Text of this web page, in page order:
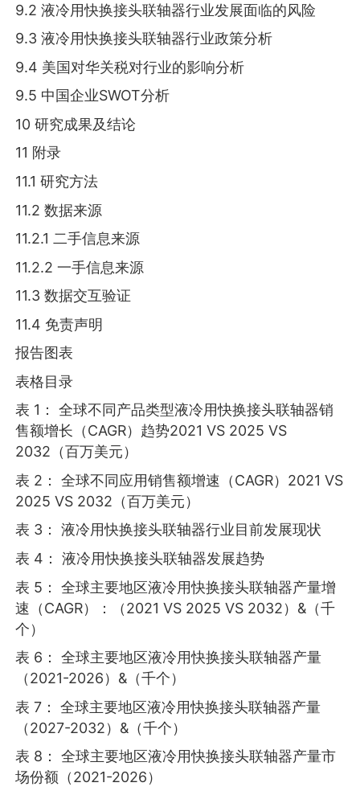
9.2 液冷用快换接头联轴器行业发展面临的风险
9.3 液冷用快换接头联轴器行业政策分析
9.4 美国对华关税对行业的影响分析
9.5 中国企业SWOT分析
10 研究成果及结论
11 附录
11.1 研究方法
11.2 数据来源
11.2.1 二手信息来源
11.2.2 一手信息来源
11.3 数据交互验证
11.4 免责声明
报告图表
表格目录
表 1： 全球不同产品类型液冷用快换接头联轴器销
售额增长（CAGR）趋势2021 VS 2025 VS
2032（百万美元）
表 2： 全球不同应用销售额增速（CAGR）2021 VS
2025 VS 2032（百万美元）
表 3： 液冷用快换接头联轴器行业目前发展现状
表 4： 液冷用快换接头联轴器发展趋势
表 5： 全球主要地区液冷用快换接头联轴器产量增
速（CAGR）：（2021 VS 2025 VS 2032）&（千
个）
表 6： 全球主要地区液冷用快换接头联轴器产量
（2021-2026）&（千个）
表 7： 全球主要地区液冷用快换接头联轴器产量
（2027-2032）&（千个）
表 8： 全球主要地区液冷用快换接头联轴器产量市
场份额（2021-2026）